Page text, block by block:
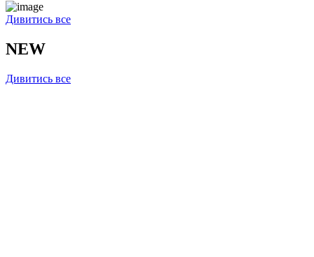
Дивитись все
NEW
Дивитись все